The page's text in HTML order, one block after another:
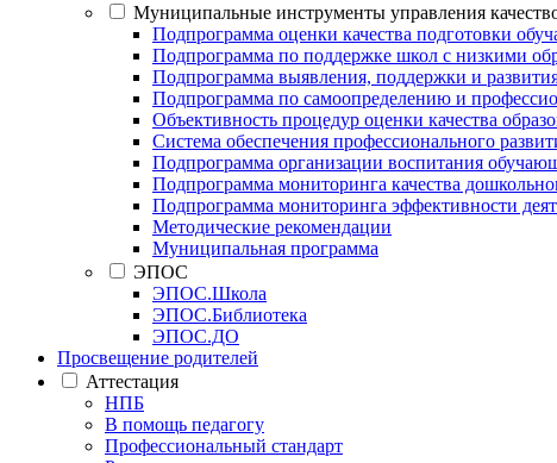
Муниципальные инструменты управления
Подпрограмма оценки качества подготовки
Подпрограмма по поддержке школ с низкими
Подпрограмма выявления, поддержки и
Подпрограмма по самоопределению и
Объективность процедур оценки качества
Система обеспечения профессионального
Подпрограмма организации воспитания
Подпрограмма мониторинга качества
Подпрограмма мониторинга эффективности
Методические рекомендации
Муниципальная программа
ЭПОС
ЭПОС.Школа
ЭПОС.Библиотека
ЭПОС.ДО
Просвещение родителей
Аттестация
НПБ
В помощь педагогу
Профессиональный стандарт